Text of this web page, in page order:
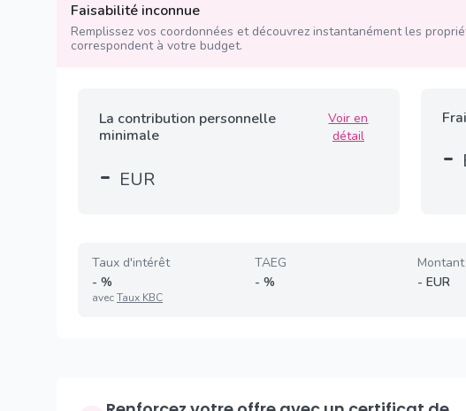
Faisabilité inconnue
Remplissez vos coordonnées et découvrez instantanément les
correspondent à votre budget.
La contribution personnelle
minimale
Voir en
détail
- EUR
-
Taux d'intérêt
- %
avecTaux KBC
TAEG
- %
- EUR